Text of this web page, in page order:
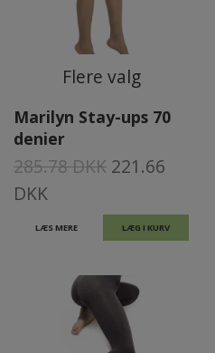
Flere valg
Marilyn Stay-ups 70
denier
285.78 DKK 221.66
DKK
LÆS MERE LÆG I KURV